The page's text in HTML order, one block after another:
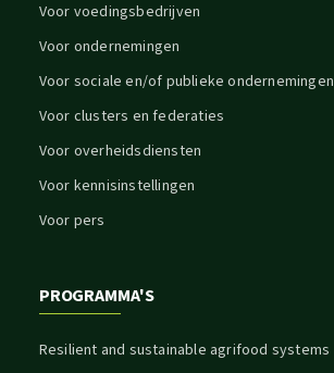
Voor voedingsbedrijven
Voor ondernemingen
Voor sociale en/of publieke ondernemingen
Voor clusters en federaties
Voor overheidsdiensten
Voor kennisinstellingen
Voor pers
PROGRAMMA'S
Resilient and sustainable agrifood systems